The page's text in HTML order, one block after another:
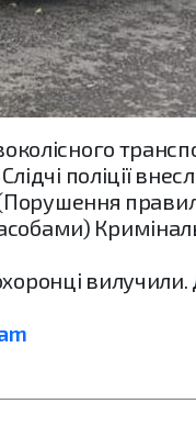
Слідчі поліції
(Порушення